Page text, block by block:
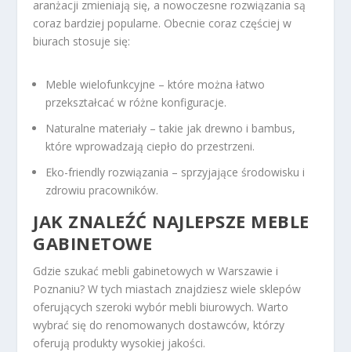
aranżacji zmieniają się, a nowoczesne rozwiązania są
coraz bardziej popularne. Obecnie coraz częściej w
biurach stosuje się:
Meble wielofunkcyjne – które można łatwo
przekształcać w różne konfiguracje.
Naturalne materiały – takie jak drewno i bambus,
które wprowadzają ciepło do przestrzeni.
Eko-friendly rozwiązania – sprzyjające środowisku i
zdrowiu pracowników.
JAK ZNALEŹĆ NAJLEPSZE MEBLE
GABINETOWE
Gdzie szukać mebli gabinetowych w Warszawie i
Poznaniu? W tych miastach znajdziesz wiele sklepów
oferujących szeroki wybór mebli biurowych. Warto
wybrać się do renomowanych dostawców, którzy
oferują produkty wysokiej jakości.